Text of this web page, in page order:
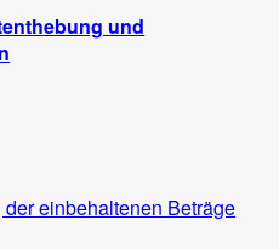
und
einbehaltenen Beträge